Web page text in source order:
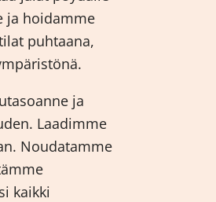
ja hoidamme
puhtaana,
ja
Laadimme
Noudatamme
kaikki